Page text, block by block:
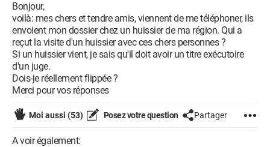
Bonjour,
voilà: mes chers et tendre amis, viennent de me téléphoner, ils
envoient mon dossier chez un huissier de ma région. Qui a
reçut la visite d'un huissier avec ces chers personnes ?
Si un huissier vient, je sais qu'il doit avoir un titre exécutoire
d'un juge.
Dois-je réellement flippée ?
Merci pour vos réponses
Moi aussi (53) Posez votre question Partager
A voir également: